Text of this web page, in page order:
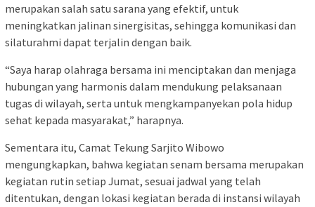
merupakan salah satu sarana yang efektif, untuk
meningkatkan jalinan sinergisitas, sehingga komunikasi dan
silaturahmi dapat terjalin dengan baik.
“Saya harap olahraga bersama ini menciptakan dan menjaga
hubungan yang harmonis dalam mendukung pelaksanaan
tugas di wilayah, serta untuk mengkampanyekan pola hidup
sehat kepada masyarakat,” harapnya.
Sementara itu, Camat Tekung Sarjito Wibowo
mengungkapkan, bahwa kegiatan senam bersama merupakan
kegiatan rutin setiap Jumat, sesuai jadwal yang telah
ditentukan, dengan lokasi kegiatan berada di instansi wilayah